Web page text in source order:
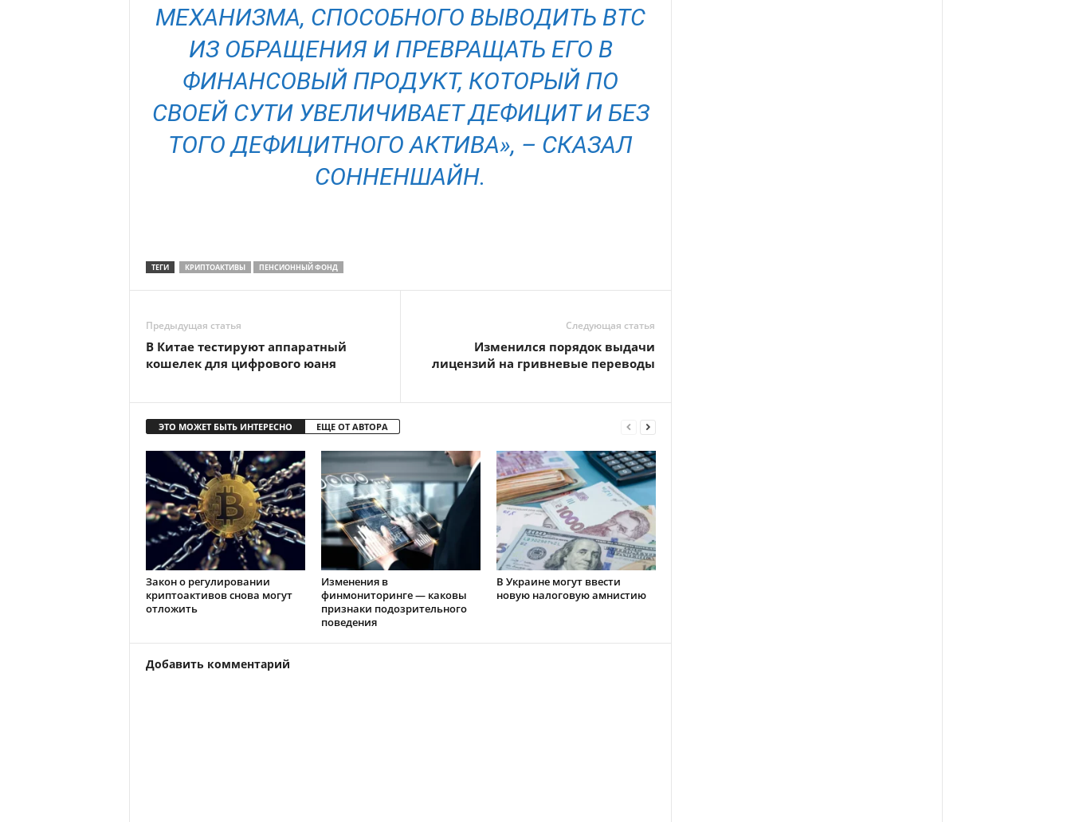
МЕХАНИЗМА, СПОСОБНОГО ВЫВОДИТЬ BTC
ИЗ ОБРАЩЕНИЯ И ПРЕВРАЩАТЬ ЕГО В
ФИНАНСОВЫЙ ПРОДУКТ, КОТОРЫЙ ПО
СВОЕЙ СУТИ УВЕЛИЧИВАЕТ ДЕФИЦИТ И БЕЗ
ТОГО ДЕФИЦИТНОГО АКТИВА», – СКАЗАЛ
СОННЕНШАЙН.
ТЕГИ КРИПТОАКТИВЫ ПЕНСИОННЫЙ ФОНД
Предыдущая статья
В Китае тестируют аппаратный
кошелек для цифрового юаня
Следующая статья
Изменился порядок выдачи
лицензий на гривневые переводы
ЭТО МОЖЕТ БЫТЬ ИНТЕРЕСНО ЕЩЕ ОТ АВТОРА
Закон о регулировании
криптоактивов снова могут
отложить
Изменения в
финмониторинге — каковы
признаки подозрительного
поведения
В Украине могут ввести
новую налоговую амнистию
Добавить комментарий